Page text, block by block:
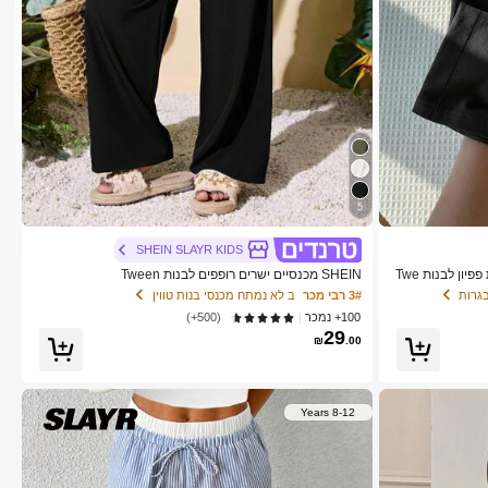
SHEIN מכנסיים עם פסים צבעוניים וקשירת פפיון לבנות Twe
5
SHEIN SLAYR KIDS
SHEIN מכנסיים ישרים רופפים לבנות Tween
3# רבי מכר
ב לא נמתח מכנסי בנות טווין
100+ נמכר
(500+)
₪29.00
8-12 Years